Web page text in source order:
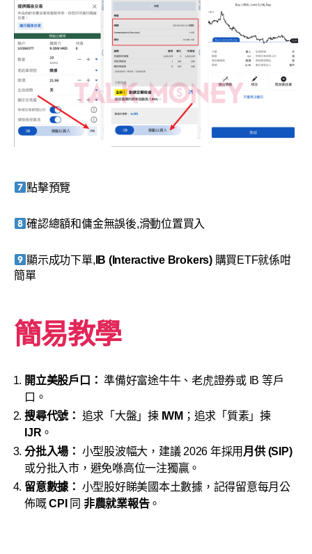
點擊預覽
確認總額和傭金無誤後,滑動位置買入
顯示成功下單, IB (Interactive Brokers) 購買ETF就係咁
簡單
簡易教學
開立美股戶口： 準備好富途牛牛、老虎證券或 IB 等戶
口。
搜尋代號： 追求「大盤」揀 IWM ；追求「質素」揀
IJR 。
分批入場： 小型股波幅大，建議 2026 年採用 月供 (SIP)
或分批入市，避免喺高位一注獨贏。
留意數據： 小型股好睇美國本土數據，記得留意每月公
佈嘅CPI 同 非農就業報告。